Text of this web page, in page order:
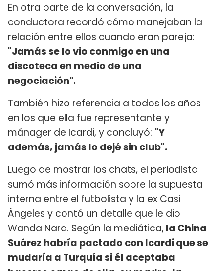
En otra parte de la conversación, la
conductora recordó cómo manejaban la
relación entre ellos cuando eran pareja:
"Jamás se lo vio conmigo en una
discoteca en medio de una
negociación".
También hizo referencia a todos los años
en los que ella fue representante y
mánager de Icardi, y concluyó: "Y
además, jamás lo dejé sin club".
Luego de mostrar los chats, el periodista
sumó más información sobre la supuesta
interna entre el futbolista y la ex Casi
Ángeles y contó un detalle que le dio
Wanda Nara. Según la mediática, la China
Suárez habría pactado con Icardi que se
mudaría a Turquía si él aceptaba